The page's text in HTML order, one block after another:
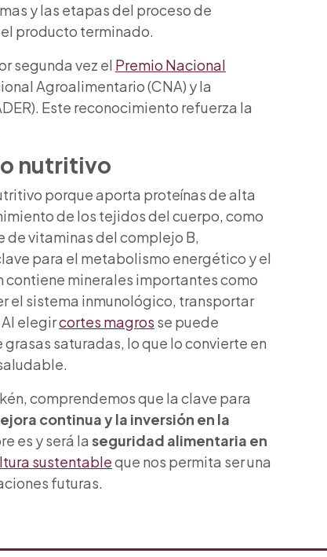
y las etapas del proceso de
producto terminado.
segunda vez el Premio Nacional
Agroalimentario (CNA) y la
Este reconocimiento refuerza la
nutritivo
porque aporta proteínas de alta
de los tejidos del cuerpo, como
de vitaminas del complejo B,
para el metabolismo energético y el
minerales importantes como
el sistema inmunológico, transportar
Al elegircortes magros se puede
saturadas, lo que lo convierte en
comprendemos que la clave para
continua y la inversión en la
es y será la seguridad alimentaria en
sustentableque nos permita ser una
futuras.